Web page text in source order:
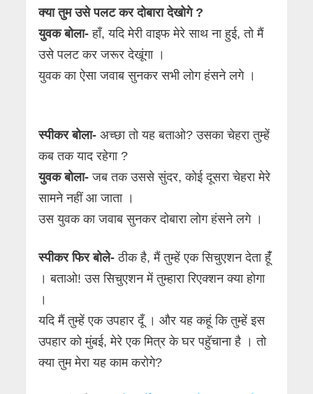
क्या तुम उसे पलट कर दोबारा देखोगे ?
युवक बोला- हाँ, यदि मेरी वाइफ मेरे साथ ना हुई, तो मैं
उसे पलट कर जरूर देखूंगा ।
युवक का ऐसा जवाब सुनकर सभी लोग हंसने लगे ।
स्पीकर बोला- अच्छा तो यह बताओ? उसका चेहरा तुम्हें
कब तक याद रहेगा ?
युवक बोला- जब तक उससे सुंदर, कोई दूसरा चेहरा मेरे
सामने नहीं आ जाता ।
उस युवक का जवाब सुनकर दोबारा लोग हंसने लगे ।
स्पीकर फिर बोले- ठीक है, मैं तुम्हें एक सिचुएशन देता हूंँ
। बताओ! उस सिचुएशन में तुम्हारा रिएक्शन क्या होगा
।
यदि मैं तुम्हें एक उपहार दूँ । और यह कहूं कि तुम्हें इस
उपहार को मुंबई, मेरे एक मित्र के घर पहुॅचाना है । तो
क्या तुम मेरा यह काम करोगे?